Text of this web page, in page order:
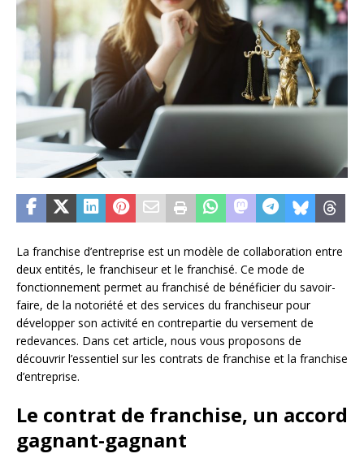
La franchise d’entreprise est un modèle de collaboration entre
deux entités, le franchiseur et le franchisé. Ce mode de
fonctionnement permet au franchisé de bénéficier du savoir-
faire, de la notoriété et des services du franchiseur pour
développer son activité en contrepartie du versement de
redevances. Dans cet article, nous vous proposons de
découvrir l’essentiel sur les contrats de franchise et la franchise
d’entreprise.
Le contrat de franchise, un accord
gagnant-gagnant